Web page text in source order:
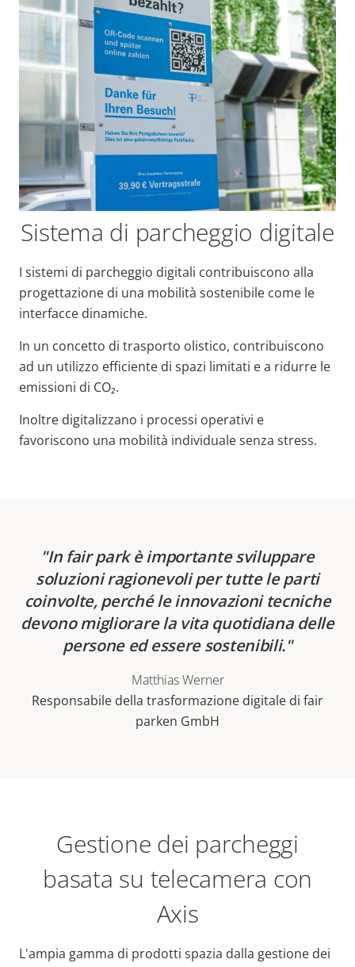
Sistema di parcheggio digitale
I sistemi di parcheggio digitali contribuiscono alla
progettazione di una mobilità sostenibile come le
interfacce dinamiche.
In un concetto di trasporto olistico, contribuiscono
ad un utilizzo efficiente di spazi limitati e a ridurre le
emissioni di CO₂.
Inoltre digitalizzano i processi operativi e
favoriscono una mobilità individuale senza stress.
In fair park è importante sviluppare
soluzioni ragionevoli per tutte le parti
coinvolte, perché le innovazioni tecniche
devono migliorare la vita quotidiana delle
persone ed essere sostenibili.
Matthias Werner
Responsabile della trasformazione digitale di fair
parken GmbH
Gestione dei parcheggi
basata su telecamera con
Axis
L'ampia gamma di prodotti spazia dalla gestione dei